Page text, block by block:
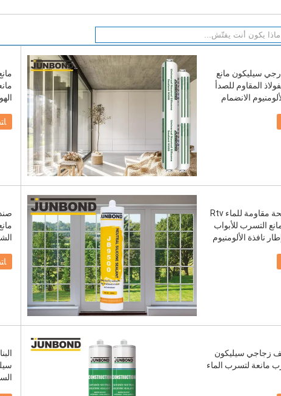
سيليكون مانع
المقاوم للصدأ
الانضمام
عديم الرائحة مقاومة للماء Rtv
التسرب للأبواب
نافذة الألومنيوم
زجاجي سيليكون
مانعة لتسرب الماء